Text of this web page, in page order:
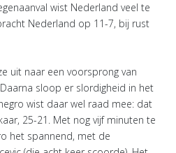
wist Nederland veel te
Nederland op 11-7, bij rust
uit naar een voorsprong van
sloop er slordigheid in het
wist daar wel raad mee: dat
25-21. Met nog vijf minuten te
het spannend, met de